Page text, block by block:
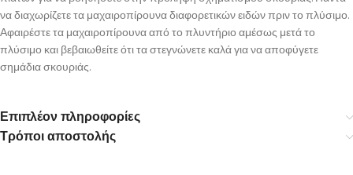
να διαχωρίζετε τα μαχαιροπίρουνα διαφορετικών ειδών πριν το πλύσιμο.
Αφαιρέστε τα μαχαιροπίρουνα από το πλυντήριο αμέσως μετά το
πλύσιμο και βεβαιωθείτε ότι τα στεγνώνετε καλά για να αποφύγετε
σημάδια σκουριάς.
Επιπλέον πληροφορίες
Τρόποι αποστολής